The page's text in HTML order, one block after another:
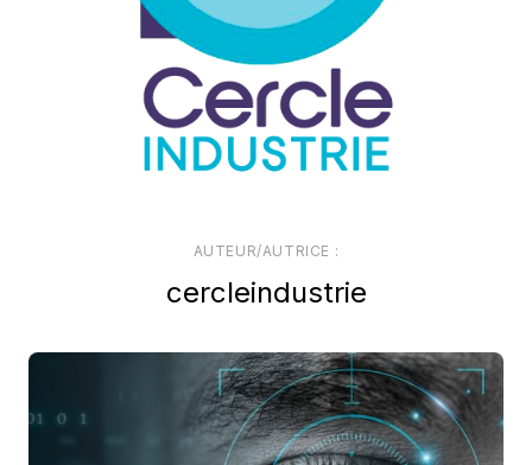
AUTEUR/AUTRICE :
cercleindustrie